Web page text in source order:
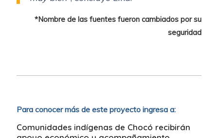
*Nombre de las fuentes fueron cambiados por su
seguridad
Para conocer más de este proyecto ingresa a:
Comunidades indígenas de Chocó recibirán